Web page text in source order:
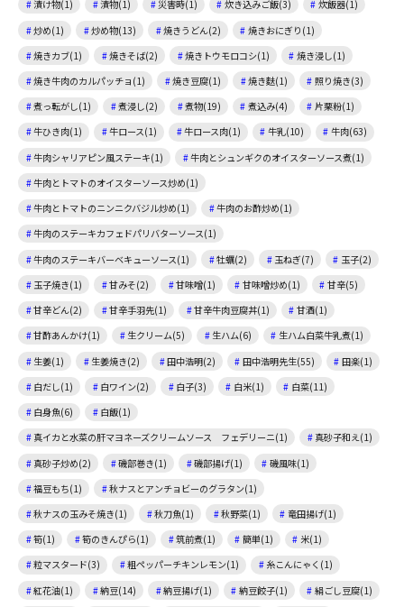
漬け物(1) 漬物(1) 災害時(1) 炊き込みご飯(3)
炊飯器(1)
炒め(1)
炒め物(13) 焼きうどん(2)
焼きおにぎり(1)
焼きカブ(1)
焼きそば(2) 焼きトウモロコシ(1)
焼き浸し(1)
焼き牛肉のカルパッチョ(1)
焼き豆腐(1) 焼き麩(1)
照り焼き(3)
煮っ転がし(1)
煮浸し(2) 煮物(19) 煮込み(4)
片栗粉(1)
牛ひき肉(1)
牛ロース(1) 牛ロース肉(1) 牛乳(10)
牛肉(63)
牛肉シャリアピン風ステーキ(1)
牛肉とシュンギクのオイスターソース煮(1)
牛肉とトマトのオイスターソース炒め(1)
牛肉とトマトのニンニクバジル炒め(1)
牛肉のお酢炒め(1)
牛肉のステーキカフェドパリバターソース(1)
牛肉のステーキバーベキューソース(1)
牡蠣(2) 玉ねぎ(7)
玉子(2)
玉子焼き(1)
甘みそ(2) 甘味噌(1) 甘味噌炒め(1)
甘辛(5)
甘辛どん(2)
甘辛手羽先(1) 甘辛牛肉豆腐丼(1)
甘酒(1)
甘酢あんかけ(1)
生クリーム(5) 生ハム(6)
生ハム白菜牛乳煮(1)
生姜(1)
生姜焼き(2) 田中浩明(2) 田中浩明先生(55)
田楽(1)
白だし(1)
白ワイン(2) 白子(3) 白米(1)
白菜(11)
白身魚(6)
白飯(1)
真イカと水菜の肝マヨネーズクリームソース フェデリーニ(1)
真砂子和え(1)
真砂子炒め(2)
磯部巻き(1) 磯部揚げ(1)
磯風味(1)
福豆もち(1)
秋ナスとアンチョビーのグラタン(1)
秋ナスの玉みそ焼き(1)
秋刀魚(1) 秋野菜(1)
竜田揚げ(1)
筍(1)
筍のきんぴら(1) 筑前煮(1) 簡単(1)
米(1)
粒マスタード(3)
粗ペッパーチキンレモン(1)
糸こんにゃく(1)
紅花油(1)
納豆(14) 納豆揚げ(1) 納豆餃子(1)
絹ごし豆腐(1)